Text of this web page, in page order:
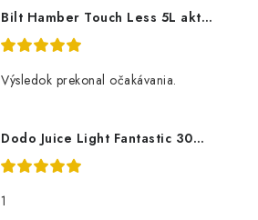
Bilt Hamber Touch Less 5L aktivní pěna
Výsledok prekonal očakávania.
Dodo Juice Light Fantastic 30ml měkký vosk
1